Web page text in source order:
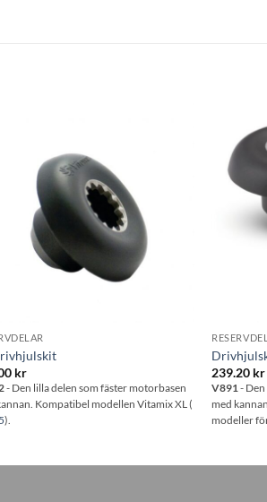
kr
- Den lilla delen som fäster motorbasen
Kompatibel modellen Vitamix XL (
).
239.20 kr
V891 -
med
modeller